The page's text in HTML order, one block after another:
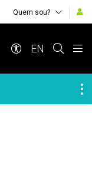
Quem sou?
EN